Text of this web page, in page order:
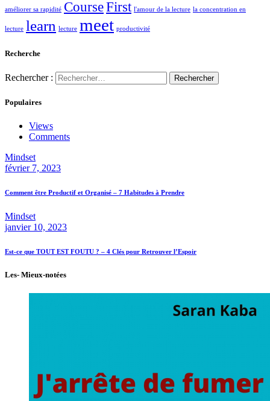
améliorer sa rapidité CourseFirst l'amour de la lecture la concentration en
lecture learn lecture meet productivité
Recherche
Rechercher :
Populaires
Views
Comments
Mindset
février 7, 2023
Comment être Productif et Organisé – 7 Habitudes à Prendre
Mindset
janvier 10, 2023
Est-ce que TOUT EST FOUTU ? – 4 Clés pour Retrouver l’Espoir
Les- Mieux-notées